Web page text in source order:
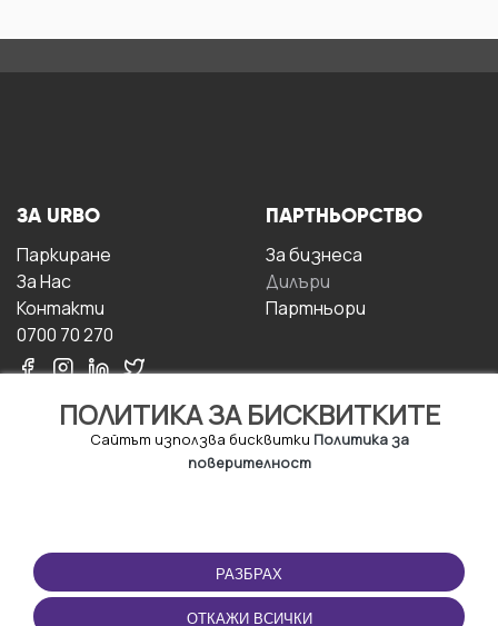
ПОЛИТИКА ЗА БИСКВИТКИТЕ
Сайтът използва бисквитки Политика за
поверителност
РАЗБРАХ
ОТКАЖИ ВСИЧКИ
ЗА URBO
Паркиране
За Hас
Контакти
0700 70 270
ПАРТНЬОРСТВО
За бизнесa
Дилъри
Партньори
ПОЛЗВАНЕ
Правила и условия за
ползване
ПРИЛОЖЕНИЕТО